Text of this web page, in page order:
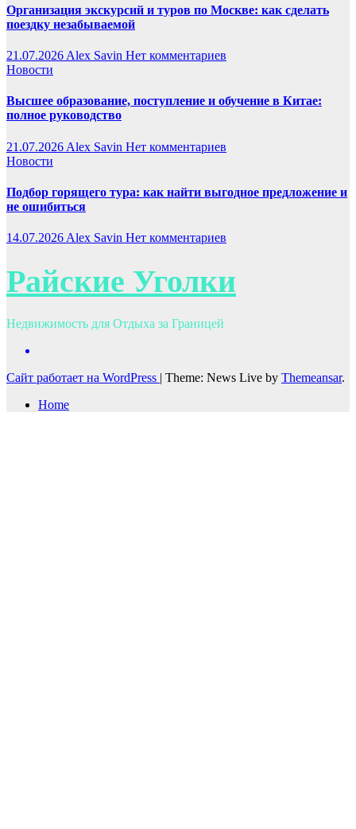
Организация экскурсий и туров по Москве: как сделать
поездку незабываемой
21.07.2026 Alex Savin Нет комментариев
Новости
Высшее образование, поступление и обучение в Китае:
полное руководство
21.07.2026 Alex Savin Нет комментариев
Новости
Подбор горящего тура: как найти выгодное предложение и
не ошибиться
14.07.2026 Alex Savin Нет комментариев
Райские Уголки
Недвижимость для Отдыха за Границей
Сайт работает на WordPress | Theme: News Live by Themeansar.
Home